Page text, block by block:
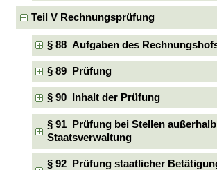
Teil V Rechnungsprüfung
§ 88 Aufgaben des
§ 89 Prüfung
§ 90 Inhalt der Prüfung
§ 91 Prüfung bei Stellen
Staatsverwaltung
§ 92 Prüfung staatlicher